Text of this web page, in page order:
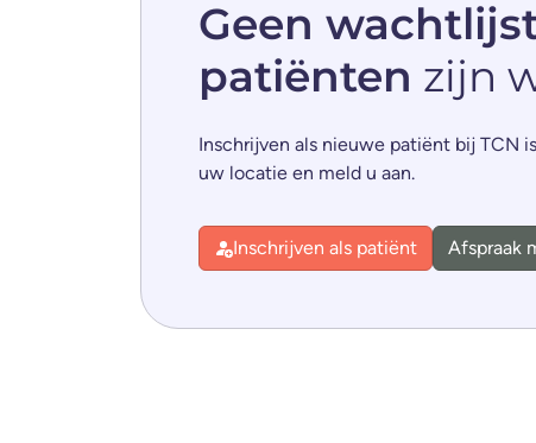
Geen
patiënten zijn
Inschrijven als nieuwe patiënt bij TCN
uw locatie en meld u aan.
Inschrijven als patiënt Afspraak